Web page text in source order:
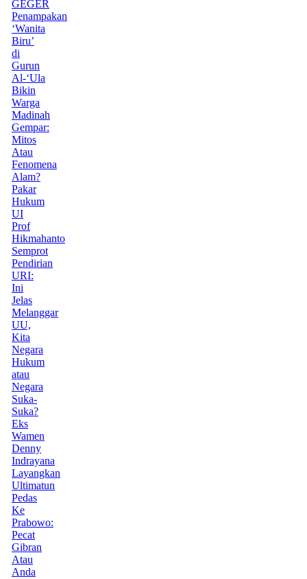
GEGER
Penampakan
‘Wanita
Biru’
di
Gurun
Al-‘Ula
Bikin
Warga
Madinah
Gempar:
Mitos
Atau
Fenomena
Alam?
Pakar
Hukum
UI
Prof
Hikmahanto
Semprot
Pendirian
URI:
Ini
Jelas
Melanggar
UU,
Kita
Negara
Hukum
atau
Negara
Suka-
Suka?
Eks
Wamen
Denny
Indrayana
Layangkan
Ultimatun
Pedas
Ke
Prabowo:
Pecat
Gibran
Atau
Anda